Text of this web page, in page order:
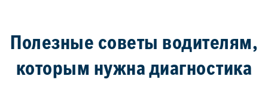
Полезные советы водителям,
которым нужна диагностика